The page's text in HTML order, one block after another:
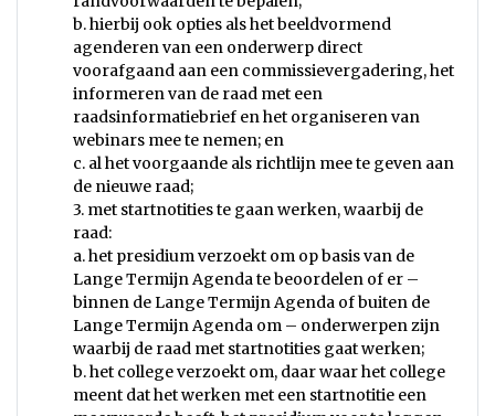
b. hierbij ook opties als het beeldvormend
agenderen van een onderwerp direct
voorafgaand aan een commissievergadering, het
informeren van de raad met een
raadsinformatiebrief en het organiseren van
webinars mee te nemen; en
c. al het voorgaande als richtlijn mee te geven aan
de nieuwe raad;
3. met startnotities te gaan werken, waarbij de
raad:
a. het presidium verzoekt om op basis van de
Lange Termijn Agenda te beoordelen of er –
binnen de Lange Termijn Agenda of buiten de
Lange Termijn Agenda om – onderwerpen zijn
waarbij de raad met startnotities gaat werken;
b. het college verzoekt om, daar waar het college
meent dat het werken met een startnotitie een